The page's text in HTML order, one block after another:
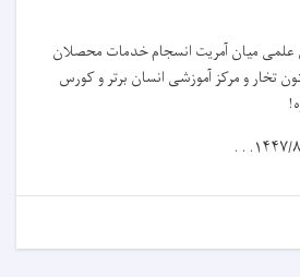
علمی میان آمریت انسجام خدمات محصلان
تخار و مرکز آموزشی انسان برتر و کورس